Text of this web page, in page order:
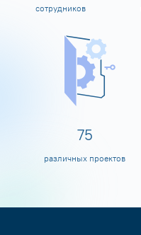
сотрудников
80
различных проектов